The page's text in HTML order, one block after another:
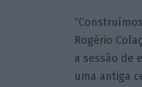
Rogério
a sessão de
uma antiga